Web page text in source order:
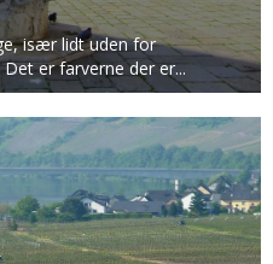
især lidt uden for
er farverne der er...